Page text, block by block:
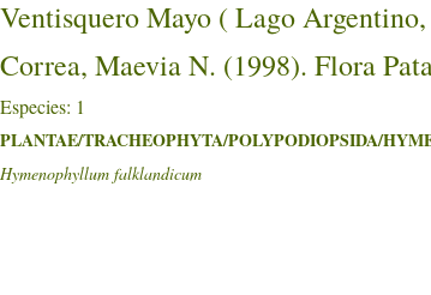
Ventisquero Mayo ( Lago
Correa, Maevia N. (1998). Flora
Especies: 1
PLANTAE/TRACHEOPHYTA/POLYPODIOPSIDA/
Hymenophyllum falklandicum